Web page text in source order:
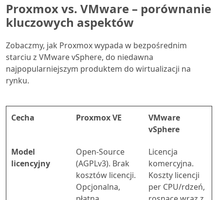
Proxmox vs. VMware – porównanie
kluczowych aspektów
Zobaczmy, jak Proxmox wypada w bezpośrednim
starciu z VMware vSphere, do niedawna
najpopularniejszym produktem do wirtualizacji na
rynku.
Cecha Proxmox VE
VMware
vSphere
Model
licencyjny
Open-Source
(AGPLv3). Brak
kosztów licencji.
Opcjonalna,
Licencja
komercyjna.
Koszty licencji
per CPU/rdzeń,